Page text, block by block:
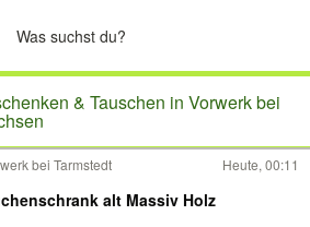
& Tauschen in Vorwerk bei
bei Tarmstedt Heute, 00:11
alt Massiv Holz